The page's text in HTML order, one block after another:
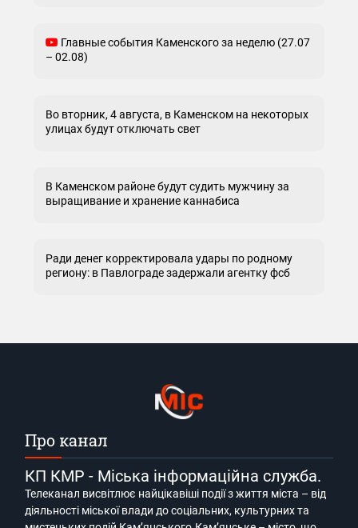
Главные события Каменского за неделю (27.07
– 02.08)
Во вторник, 4 августа, в Каменском на некоторых
улицах будут отключать свет
В Каменском районе будут судить мужчину за
выращивание и хранение каннабиса
Ради денег корректировала удары по родному
региону: в Павлограде задержали агентку фсб
Про канал
КП КМР - Міська інформаційна служба.
Телеканал висвітлює найцікавіші події з життя міста – від
діяльності міської влади до соціальних, культурних та